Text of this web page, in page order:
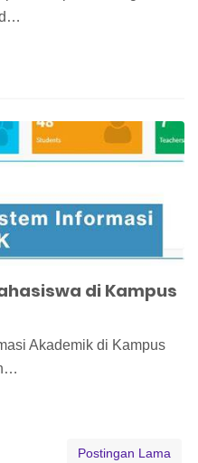
d…
di Kampus
Akademik di Kampus
Postingan Lama